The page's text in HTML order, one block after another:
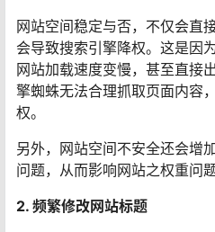
网站空间稳定与否，不仅会直
会导致搜索引擎降权。这是因
网站加载速度变慢，甚至直接
擎蜘蛛无法合理抓取页面内容
权。
另外，网站空间不安全还会增
问题，从而影响网站之权重问题
2. 频繁修改网站标题